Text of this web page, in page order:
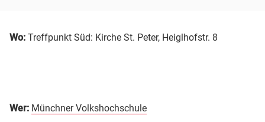
Wo: Treffpunkt Süd: Kirche St. Peter, Heiglhofstr. 8
Wer: Münchner Volkshochschule